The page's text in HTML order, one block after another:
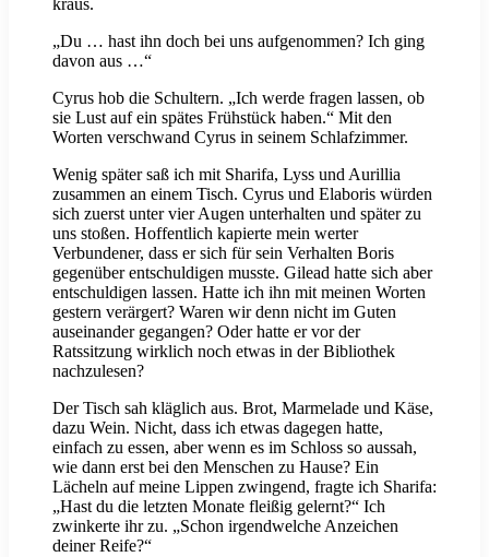
kraus.
„Du … hast ihn doch bei uns aufgenommen? Ich ging
davon aus …“
Cyrus hob die Schultern. „Ich werde fragen lassen, ob
sie Lust auf ein spätes Frühstück haben.“ Mit den
Worten verschwand Cyrus in seinem Schlafzimmer.
Wenig später saß ich mit Sharifa, Lyss und Aurillia
zusammen an einem Tisch. Cyrus und Elaboris würden
sich zuerst unter vier Augen unterhalten und später zu
uns stoßen. Hoffentlich kapierte mein werter
Verbundener, dass er sich für sein Verhalten Boris
gegenüber entschuldigen musste. Gilead hatte sich aber
entschuldigen lassen. Hatte ich ihn mit meinen Worten
gestern verärgert? Waren wir denn nicht im Guten
auseinander gegangen? Oder hatte er vor der
Ratssitzung wirklich noch etwas in der Bibliothek
nachzulesen?
Der Tisch sah kläglich aus. Brot, Marmelade und Käse,
dazu Wein. Nicht, dass ich etwas dagegen hatte,
einfach zu essen, aber wenn es im Schloss so aussah,
wie dann erst bei den Menschen zu Hause? Ein
Lächeln auf meine Lippen zwingend, fragte ich Sharifa:
„Hast du die letzten Monate fleißig gelernt?“ Ich
zwinkerte ihr zu. „Schon irgendwelche Anzeichen
deiner Reife?“